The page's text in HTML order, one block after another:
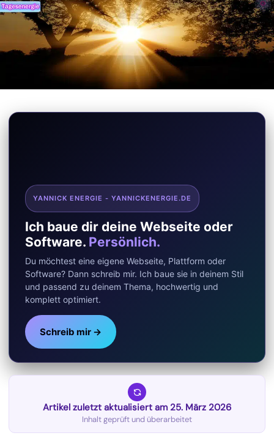
YANNICK ENERGIE - YANNICKENERGIE.DE
Ich baue dir deine Webseite oder
Software. Persönlich.
Du möchtest eine eigene Webseite, Plattform oder
Software? Dann schreib mir. Ich baue sie in deinem Stil
und passend zu deinem Thema, hochwertig und
komplett optimiert.
Schreib mir →
Artikel zuletzt aktualisiert am 25. März 2026
Inhalt geprüft und überarbeitet